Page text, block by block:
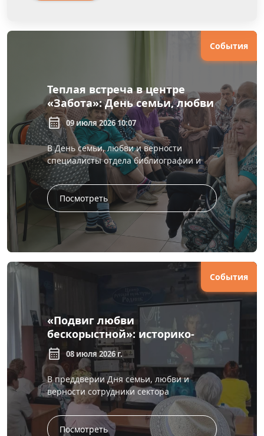
События
Теплая встреча в центре
«Забота»: День семьи, любви
и верности отметили
литературно-музыкальной
программой
calendar_month 09 июля 2026 10:07
В День семьи, любви и верности
специалисты отдела библиографии и
краеведения провели литературно-
музыкальную программу «Ромашки
нежный лепесток&...
Посмотреть
События
«Подвиг любви
бескорыстной»: историко-
просветительский час о
жёнах декабристов
calendar_month 08 июля 2026 г.
В преддверии Дня семьи, любви и
верности сотрудники сектора
литературы по искусству провели
историко-просветительский час «Подвиг
любви бескорыс...
Посмотреть